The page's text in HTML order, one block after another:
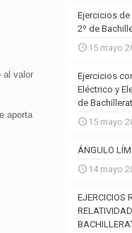
al valor
aporta
Ejercicios
2º de
15 mayo
Ejercicios
Eléctrico y
de
15 mayo
ÁNGULO
14 mayo
EJERCICIOS